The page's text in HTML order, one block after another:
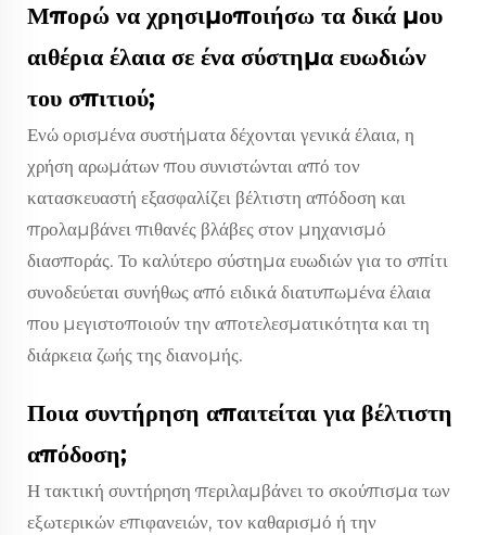
Μπορώ να χρησιμοποιήσω τα δικά μου
αιθέρια έλαια σε ένα σύστημα ευωδιών
του σπιτιού;
Ενώ ορισμένα συστήματα δέχονται γενικά έλαια, η
χρήση αρωμάτων που συνιστώνται από τον
κατασκευαστή εξασφαλίζει βέλτιστη απόδοση και
προλαμβάνει πιθανές βλάβες στον μηχανισμό
διασποράς. Το καλύτερο σύστημα ευωδιών για το σπίτι
συνοδεύεται συνήθως από ειδικά διατυπωμένα έλαια
που μεγιστοποιούν την αποτελεσματικότητα και τη
διάρκεια ζωής της διανομής.
Ποια συντήρηση απαιτείται για βέλτιστη
απόδοση;
Η τακτική συντήρηση περιλαμβάνει το σκούπισμα των
εξωτερικών επιφανειών, τον καθαρισμό ή την